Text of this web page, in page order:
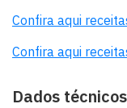
Confira aqui
Confira aqui
Dados